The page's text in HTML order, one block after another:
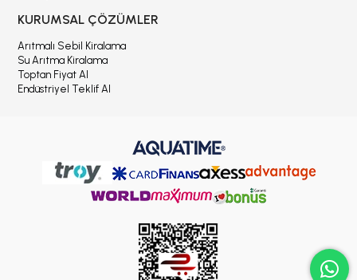
KURUMSAL ÇÖZÜMLER
Arıtmalı Sebil Kiralama
Su Arıtma Kiralama
Toptan Fiyat Al
Endüstriyel Teklif Al